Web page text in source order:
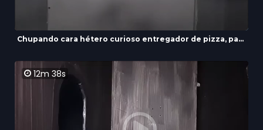
Chupando cara hétero curioso entregador de pizza, pa...
12m 38s